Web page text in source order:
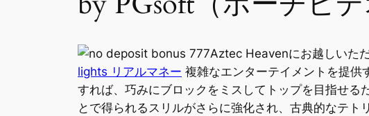
Aztec Heavenにお越しいた
lights リアルマネー 複雑なエンターテイメントを提供
すれば、巧みにブロックをミスしてトップを目指せ
とで得られるスリルがさらに強化され、古典的なテ